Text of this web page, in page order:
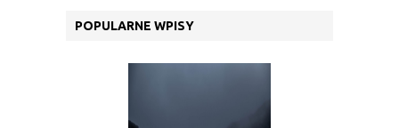
POPULARNE WPISY